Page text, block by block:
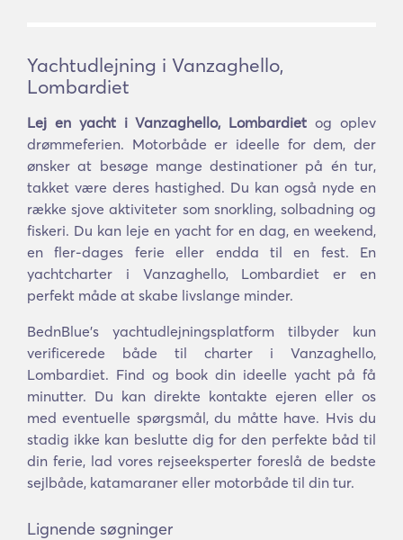
Yachtudlejning i Vanzaghello,
Lombardiet
Lej en yacht i Vanzaghello, Lombardiet og oplev
drømmeferien. Motorbåde er ideelle for dem, der
ønsker at besøge mange destinationer på én tur,
takket være deres hastighed. Du kan også nyde en
række sjove aktiviteter som snorkling, solbadning og
fiskeri. Du kan leje en yacht for en dag, en weekend,
en fler-dages ferie eller endda til en fest. En
yachtcharter i Vanzaghello, Lombardiet er en
perfekt måde at skabe livslange minder.
BednBlue's yachtudlejningsplatform tilbyder kun
verificerede både til charter i Vanzaghello,
Lombardiet. Find og book din ideelle yacht på få
minutter. Du kan direkte kontakte ejeren eller os
med eventuelle spørgsmål, du måtte have. Hvis du
stadig ikke kan beslutte dig for den perfekte båd til
din ferie, lad vores rejseeksperter foreslå de bedste
sejlbåde, katamaraner eller motorbåde til din tur.
Lignende søgninger